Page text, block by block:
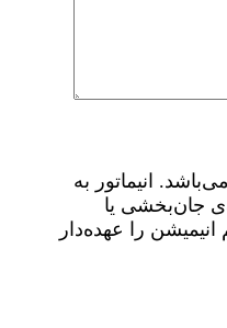
پویانما معادل فارسی Animator می‌باشد. انیماتور به
جان‌بخشی یا
را عهده‌دار